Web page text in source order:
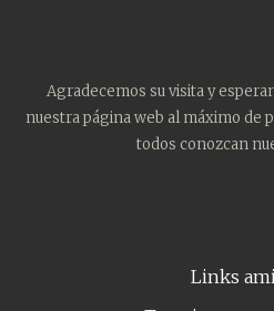
Agradecemos su visita y
nuestra página web al máximo de
todos conozcan
Links